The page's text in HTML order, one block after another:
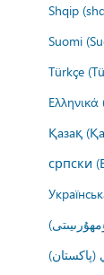
Shqip
Suomi
Türkçe
Қазақ
српски